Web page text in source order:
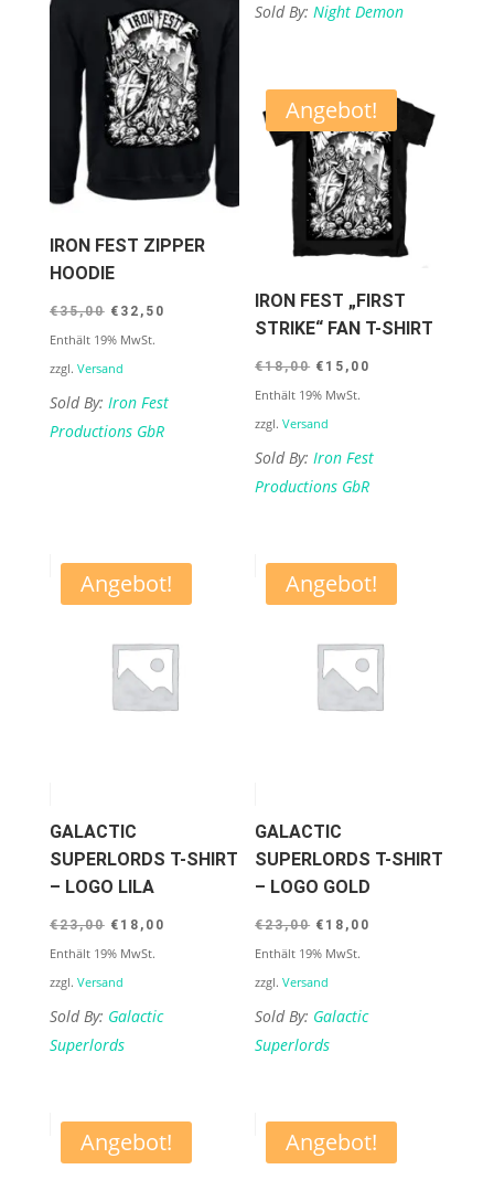
Sold By:Night Demon
IRON FEST ZIPPER
HOODIE
€35,00 Ursprünglicher
Preis
war:
€35,00
€ 32,50
€32,50.
Enthält 19% MwSt.
zzgl. Versand
Sold By: Iron Fest
Productions GbR
Angebot!
IRON FEST „FIRST
STRIKE“ FAN T-SHIRT
€18,00 Ursprünglicher
Preis
war:
€18,00
€ 15,00
€15,00.
Enthält 19% MwSt.
zzgl.Versand
Sold By: Iron Fest
Productions GbR
Angebot!
GALACTIC
SUPERLORDS T-SHIRT
– LOGO LILA
€23,00 Ursprünglicher
Preis
war:
€23,00
€ 18,00
Enthält 19% MwSt.
zzgl. Versand
Sold By: Galactic
Superlords
Angebot!
GALACTIC
SUPERLORDS T-SHIRT
– LOGO GOLD
€23,00 Ursprünglicher
Preis
war:
€23,00
€ 18,00
Enthält 19% MwSt.
zzgl.Versand
Sold By: Galactic
Superlords
Angebot! Angebot!